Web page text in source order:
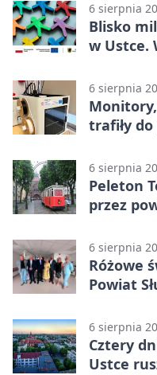
6 sierpnia
Blisko
w Ustce.
6 sierpnia
trafiły
6 sierpnia
Peleton
przez
6 sierpnia
Różowe
Powiat
6 sierpnia
Cztery
Ustce